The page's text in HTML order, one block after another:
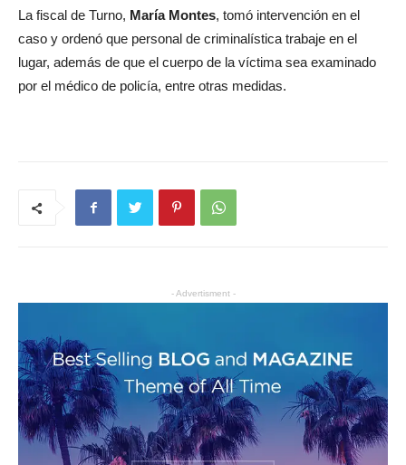
La fiscal de Turno, María Montes, tomó intervención en el
caso y ordenó que personal de criminalística trabaje en el
lugar, además de que el cuerpo de la víctima sea examinado
por el médico de policía, entre otras medidas.
- Advertisment -